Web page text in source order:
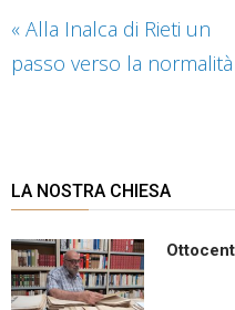
« Alla Inalca di Rieti un
passo verso la normalità
LA NOSTRA CHIESA